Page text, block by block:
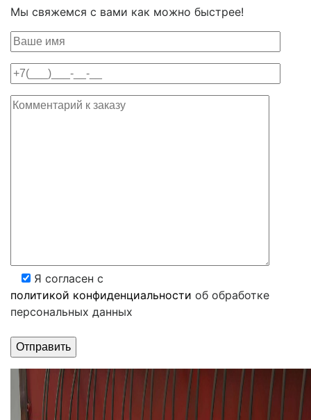
Мы свяжемся с вами как можно быстрее!
Я согласен с
политикой конфиденциальности об обработке
персональных данных